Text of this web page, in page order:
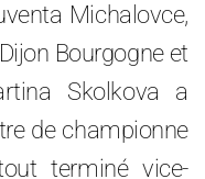
Michalovce,
Bourgogne et
Skolkova a
de championne
terminé vice-